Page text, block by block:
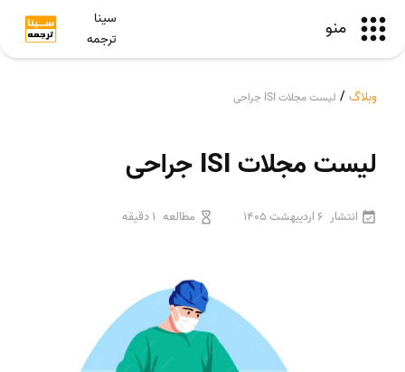
منو
سینا
ترجمه
وبلاگ / لیست مجلات ISI جراحی
لیست مجلات ISI جراحی
انتشار 6 اردیبهشت 1405 مطالعه 1 دقیقه